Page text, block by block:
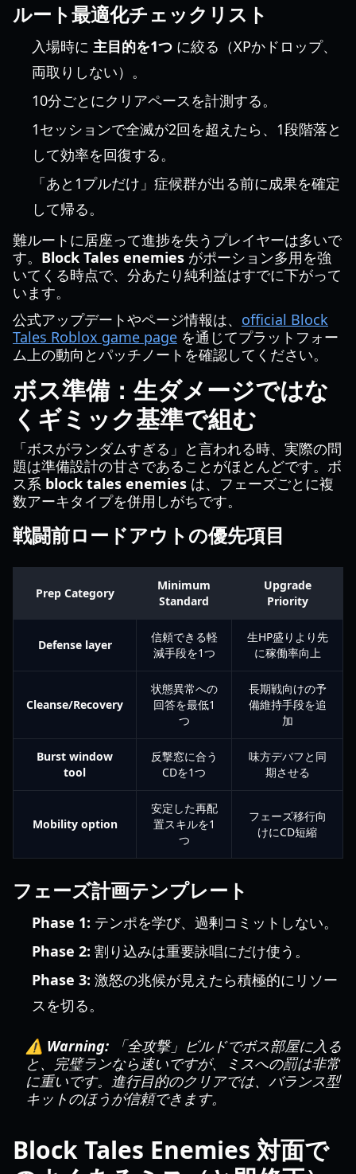
ルート最適化チェックリスト
入場時に 主目的を1つ に絞る（XPかドロップ、
両取りしない）。
10分ごとにクリアペースを計測する。
1セッションで全滅が2回を超えたら、1段階落と
して効率を回復する。
「あと1プルだけ」症候群が出る前に成果を確定
して帰る。
難ルートに居座って進捗を失うプレイヤーは多いで
す。 Block Tales enemies がポーション多用を強
いてくる時点で、分あたり純利益はすでに下がって
います。
公式アップデートやページ情報は、 official Block
Tales Roblox game page を通じてプラットフォー
ム上の動向とパッチノートを確認してください。
ボス準備：生ダメージではな
くギミック基準で組む
「ボスがランダムすぎる」と言われる時、実際の問
題は準備設計の甘さであることがほとんどです。ボ
ス系 block tales enemies は、フェーズごとに複
数アーキタイプを併用しがちです。
戦闘前ロードアウトの優先項目
Prep Category
Minimum
Standard
Upgrade
Priority
Defense layer
信頼できる軽
減手段を1つ
生HP盛りより先
に稼働率向上
Cleanse/Recovery
状態異常への
回答を最低1
つ
長期戦向けの予
備維持手段を追
加
Burst window
tool
反撃窓に合う
CDを1つ
味方デバフと同
期させる
Mobility option
安定した再配
置スキルを1
つ
フェーズ移行向
けにCD短縮
フェーズ計画テンプレート
Phase 1: テンポを学び、過剰コミットしない。
Phase 2: 割り込みは重要詠唱にだけ使う。
Phase 3: 激怒の兆候が見えたら積極的にリソー
スを切る。
⚠️ Warning: 「全攻撃」ビルドでボス部屋に入る
と、完璧ランなら速いですが、ミスへの罰は非常
に重いです。進行目的のクリアでは、バランス型
キットのほうが信頼できます。
Block Tales Enemies 対面で